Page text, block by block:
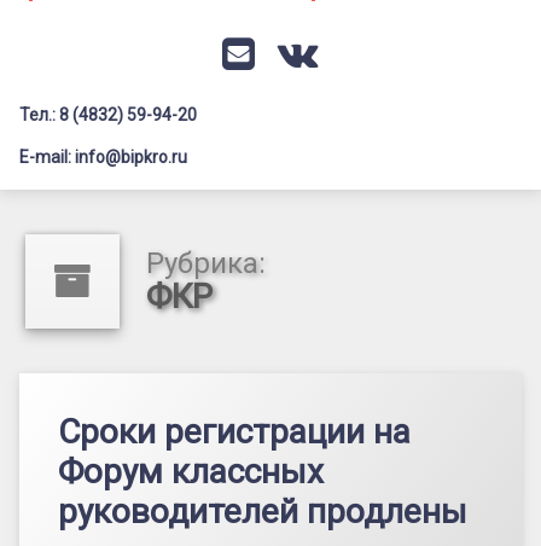
Профилактика дистанционных преступлений
Флагманы образования
Педагог-психолог
Иные конкурсы
E-mailVK
Заголовок сайта → второстепенный
Тел.: 8 (4832) 59-94-20
E-mail: info@bipkro.ru
Рубрика:
ФКР
Сроки регистрации на
Форум классных
руководителей продлены